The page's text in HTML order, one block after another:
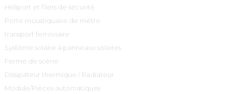
Héliport et filets de sécurité
Porte moustiquaire de métro
transport ferroviaire
Système solaire à panneaux solaires
Ferme de scène
Dissipateur thermique / Radiateur
Module/Pièces automatiques